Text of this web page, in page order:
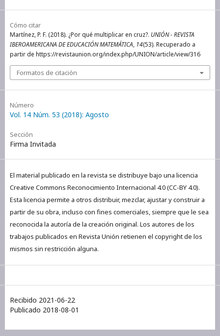
Cómo citar
Martínez, P. F. (2018). ¿Por qué multiplicar en cruz?. UNIÓN - REVISTA
IBEROAMERICANA DE EDUCACIÓN MATEMÁTICA, 14(53). Recuperado a
partir de https://revistaunion.org/index.php/UNION/article/view/316
Formatos de citación
Número
Vol. 14 Núm. 53 (2018): Agosto
Sección
Firma Invitada
El material publicado en la revista se distribuye bajo una licencia
Creative Commons Reconocimiento Internacional 4.0 (CC-BY 4.0).
Esta licencia permite a otros distribuir, mezclar, ajustar y construir a
partir de su obra, incluso con fines comerciales, siempre que le sea
reconocida la autoría de la creación original. Los autores de los
trabajos publicados en Revista Unión retienen el copyright de los
mismos sin restricción alguna.
Recibido 2021-06-22
Publicado 2018-08-01